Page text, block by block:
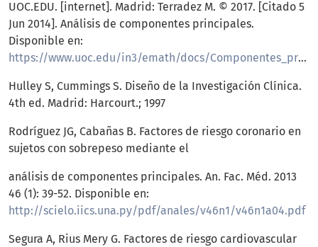
UOC.EDU. [internet]. Madrid: Terradez M. © 2017. [Citado 5
Jun 2014]. Análisis de componentes principales.
Disponible en:
https://www.uoc.edu/in3/emath/docs/Componentes_principales.pdf
Hulley S, Cummings S. Diseño de la Investigación Clínica.
4th ed. Madrid: Harcourt.; 1997
Rodríguez JG, Cabañas B. Factores de riesgo coronario en
sujetos con sobrepeso mediante el
análisis de componentes principales. An. Fac. Méd. 2013
46 (1): 39-52. Disponible en:
http://scielo.iics.una.py/pdf/anales/v46n1/v46n1a04.pdf
Segura A, Rius Mery G. Factores de riesgo cardiovascular